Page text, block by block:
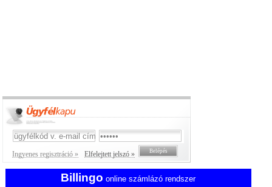
Ingyenes regisztráció » Elfelejtett jelszó »
Billingo online számlázó rendszer